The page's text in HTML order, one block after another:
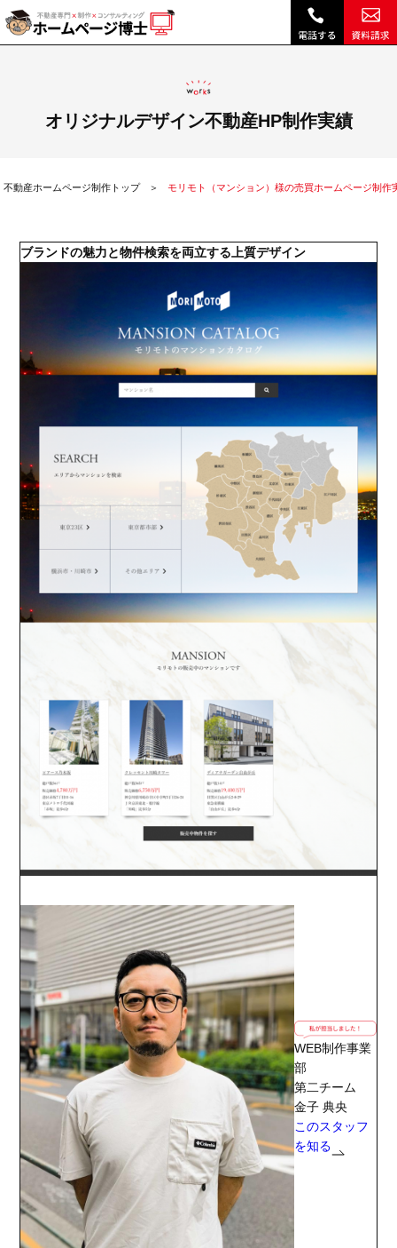
オリジナルデザイン不動産HP制作実績
不動産ホームページ制作トップ モリモト（マンション）様の売買ホームページ制作
ブランドの魅力と物件検索を両立する上質デザイン
WEB制作事業
部
第二チーム
金子 典央
このスタッフ
を知る